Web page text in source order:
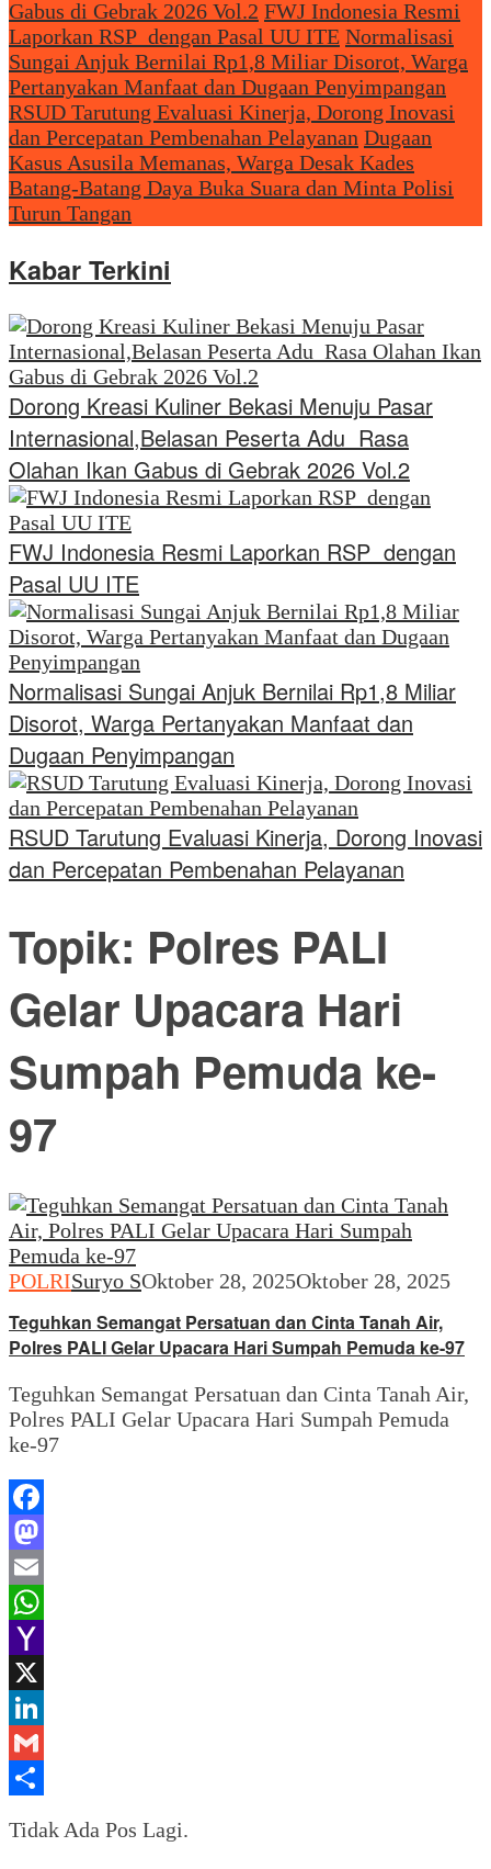
Gabus di Gebrak 2026 Vol.2 FWJ Indonesia Resmi
Laporkan RSP dengan Pasal UU ITE Normalisasi
Sungai Anjuk Bernilai Rp1,8 Miliar Disorot, Warga
Pertanyakan Manfaat dan Dugaan Penyimpangan
RSUD Tarutung Evaluasi Kinerja, Dorong Inovasi
dan Percepatan Pembenahan Pelayanan Dugaan
Kasus Asusila Memanas, Warga Desak Kades
Batang-Batang Daya Buka Suara dan Minta Polisi
Turun Tangan
Kabar Terkini
Dorong Kreasi Kuliner Bekasi Menuju Pasar
Internasional,Belasan Peserta Adu Rasa
Olahan Ikan Gabus di Gebrak 2026 Vol.2
FWJ Indonesia Resmi Laporkan RSP dengan
Pasal UU ITE
Normalisasi Sungai Anjuk Bernilai Rp1,8 Miliar
Disorot, Warga Pertanyakan Manfaat dan
Dugaan Penyimpangan
RSUD Tarutung Evaluasi Kinerja, Dorong Inovasi
dan Percepatan Pembenahan Pelayanan
Topik: Polres PALI
Gelar Upacara Hari
Sumpah Pemuda ke-
97
POLRISuryo SOktober 28, 2025Oktober 28, 2025
Teguhkan Semangat Persatuan dan Cinta Tanah Air,
Polres PALI Gelar Upacara Hari Sumpah Pemuda ke-97
Teguhkan Semangat Persatuan dan Cinta Tanah Air,
Polres PALI Gelar Upacara Hari Sumpah Pemuda
ke-97
Facebook
Mastodon
Email
WhatsApp
Yahoo
Mail
X
LinkedIn
Gmail
Tidak Ada Pos Lagi.